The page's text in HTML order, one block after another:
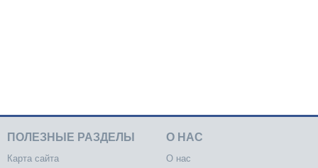
ПОЛЕЗНЫЕ РАЗДЕЛЫ
Карта сайта
О НАС
О нас